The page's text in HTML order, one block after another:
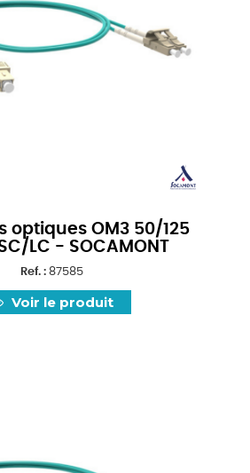
optiques OM3 50/125
LC - SOCAMONT
Ref. :87585
Voir le produit